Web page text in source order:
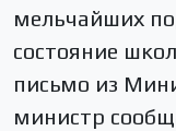
мельчайших
состояние
письмо из
министр